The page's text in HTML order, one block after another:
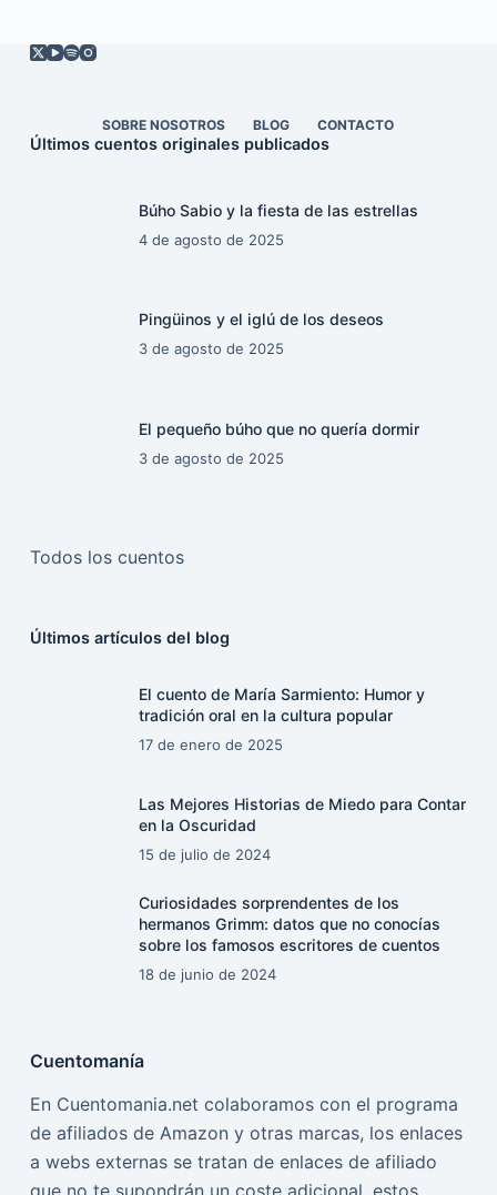
SOBRE NOSOTROS BLOG CONTACTO
Últimos cuentos originales publicados
Búho Sabio y la fiesta de las estrellas
4 de agosto de 2025
Pingüinos y el iglú de los deseos
3 de agosto de 2025
El pequeño búho que no quería dormir
3 de agosto de 2025
Todos los cuentos
Últimos artículos del blog
El cuento de María Sarmiento: Humor y
tradición oral en la cultura popular
17 de enero de 2025
Las Mejores Historias de Miedo para Contar
en la Oscuridad
15 de julio de 2024
Curiosidades sorprendentes de los
hermanos Grimm: datos que no conocías
sobre los famosos escritores de cuentos
18 de junio de 2024
Cuentomanía
En Cuentomania.net colaboramos con el programa
de afiliados de Amazon y otras marcas, los enlaces
a webs externas se tratan de enlaces de afiliado